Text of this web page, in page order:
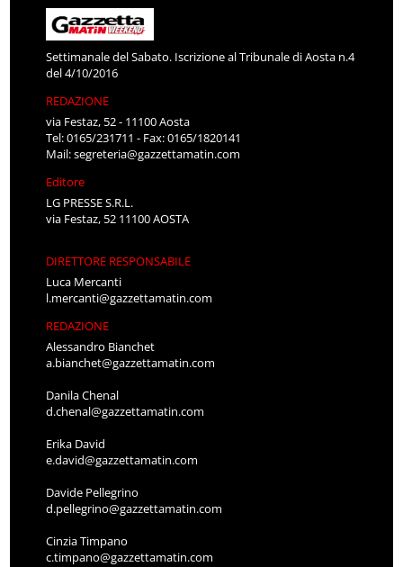
Settimanale del Sabato. Iscrizione al Tribunale di Aosta n.4
del 4/10/2016
REDAZIONE
via Festaz, 52 - 11100 Aosta
Tel: 0165/231711 - Fax: 0165/1820141
Mail:segreteria@gazzettamatin.com
Editore
LG PRESSE S.R.L.
via Festaz, 52 11100 AOSTA
DIRETTORE RESPONSABILE
Luca Mercanti
l.mercanti@gazzettamatin.com
REDAZIONE
Alessandro Bianchet
a.bianchet@gazzettamatin.com
Danila Chenal
d.chenal@gazzettamatin.com
Erika David
e.david@gazzettamatin.com
Davide Pellegrino
d.pellegrino@gazzettamatin.com
Cinzia Timpano
c.timpano@gazzettamatin.com